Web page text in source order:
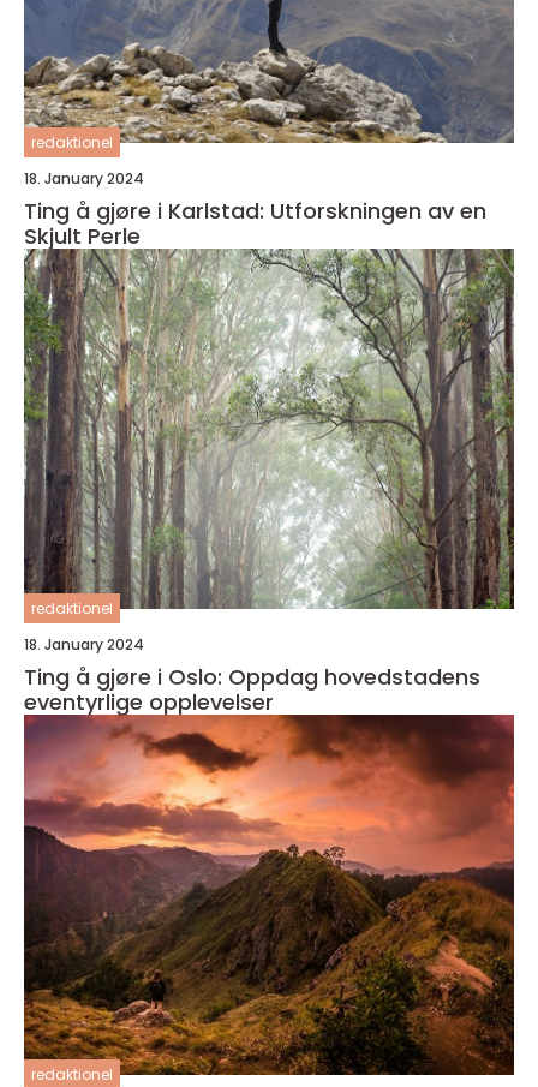
redaktionel
18. January 2024
Ting å gjøre i Karlstad: Utforskningen av en
Skjult Perle
redaktionel
18. January 2024
Ting å gjøre i Oslo: Oppdag hovedstadens
eventyrlige opplevelser
redaktionel